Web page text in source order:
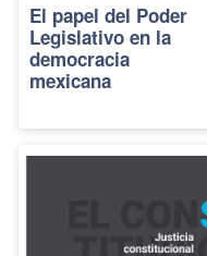
El papel del Poder
Legislativo en la
democracia
mexicana